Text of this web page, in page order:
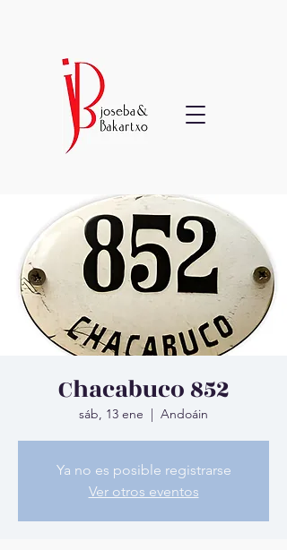
Chacabuco 852
sáb, 13 ene
  |
Andoáin
Ya no es posible registrarse
Ver otros eventos